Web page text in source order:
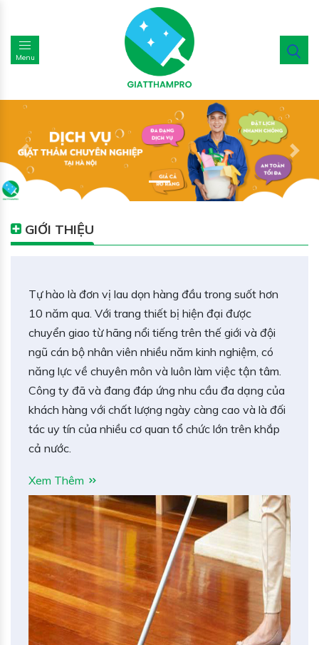
Menu
Previous Next
GIỚI THIỆU
Tự hào là đơn vị lau dọn hàng đầu trong suốt hơn
10 năm qua. Với trang thiết bị hiện đại được
chuyển giao từ hãng nổi tiếng trên thế giới và đội
ngũ cán bộ nhân viên nhiều năm kinh nghiệm, có
năng lực về chuyên môn và luôn làm việc tận tâm.
Công ty đã và đang đáp ứng nhu cầu đa dạng của
khách hàng với chất lượng ngày càng cao và là đối
tác uy tín của nhiều cơ quan tổ chức lớn trên khắp
cả nước.
Xem Thêm